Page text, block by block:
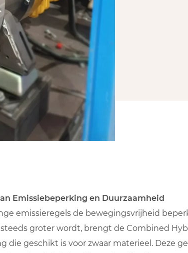
Emissiebeperking en Duurzaamheid
emissieregels de bewegingsvrijheid
groter wordt, brengt de Combined
die geschikt is voor zwaar materieel. Deze